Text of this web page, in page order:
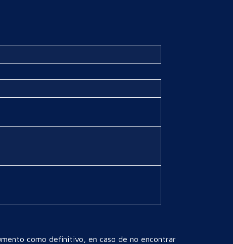
como definitivo, en caso de no encontrar